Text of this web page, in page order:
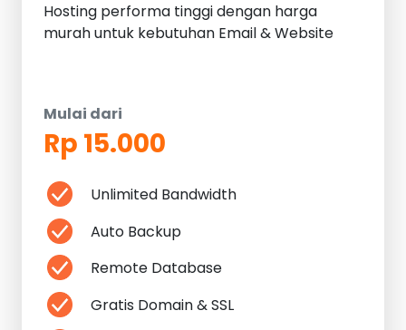
Hosting performa tinggi dengan harga
murah untuk kebutuhan Email & Website
Mulai dari
Rp 15.000
Unlimited Bandwidth
Auto Backup
Remote Database
Gratis Domain & SSL